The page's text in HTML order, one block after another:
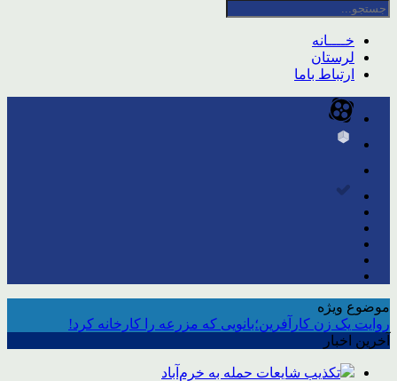
خــــانه
لرستان
ارتباط باما
موضوع ویژه
روایت یک زن کارآفرین؛بانویی که مزرعه را کارخانه کرد!
آخرین اخبار
تکذیب شایعات حمله به خرم‌آباد